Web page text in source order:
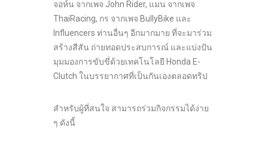
จอห์น จากเพจ John Rider, แมน จากเพจ
ThaiRacing, กร จากเพจ BullyBike และ
Influencers ท่านอื่นๆ อีกมากมาย ที่จะมาร่วม
สร้างสีสัน ถ่ายทอดประสบการณ์ และแบ่งปัน
มุมมองการขับขี่ด้วยเทคโนโลยี Honda E-
Clutch ในบรรยากาศที่เป็นกันเองตลอดทริป
สำหรับผู้ที่สนใจ สามารถร่วมกิจกรรมได้ง่าย
ๆ ดังนี้